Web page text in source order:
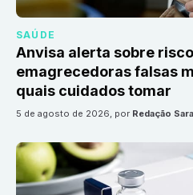
SAÚDE
Anvisa alerta sobre
emagrecedoras falsas
quais cuidados tomar
5 de agosto de 2026, por Redação Sara